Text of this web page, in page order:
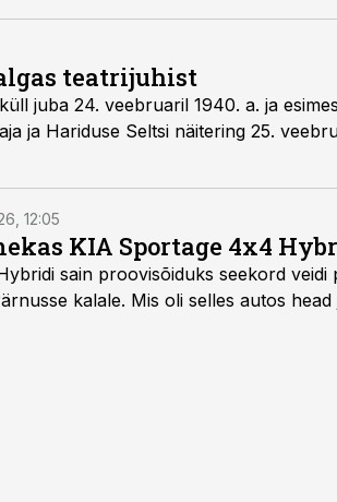
teatrijuhist
juba 24. veebruaril 1940. a. ja
ja Hariduse Seltsi näitering 25.
12:05
KIA Sportage 4x4
sain proovisõiduks seekord veidi
kalale. Mis oli selles autos